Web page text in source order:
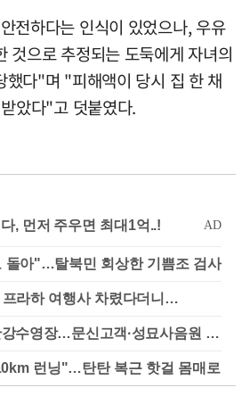
전하다는 인식이 있었으나, 우유
것으로 추정되는 도둑에게 자녀의
했다"며 "피해액이 당시 집 한 채
았다"고 덧붙였다.
돌아"…탈북민 회상한 기쁨조 검사
프라하 여행사 차렸다더니…
'가성비 워터밤' 한강수영장…문신고객·성묘사음원 민원
런닝"…탄탄 복근 핫걸 몸매로